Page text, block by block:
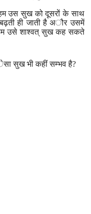
हम उस सुख को दूसरों के साथ
ही जाती है अौर उसमें
हम उसे शाश्वत् सुख कह सकते
सुख भी कहीं सम्भव है?